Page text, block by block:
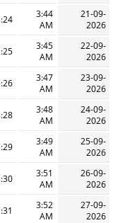
21-09-
2026
3:44
AM
AM
22-09-
2026
3:45
AM
AM
23-09-
2026
3:47
AM
AM
24-09-
2026
3:48
AM
AM
25-09-
2026
3:49
AM
AM
26-09-
2026
3:51
AM
AM
27-09-
2026
3:52
AM
AM